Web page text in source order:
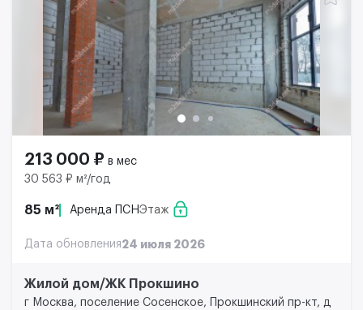
213 000 ₽ в мес
30 563 ₽ м²/год
85 м² Аренда ПСНЭтаж
Дата обновления24 июля 2026
Жилой дом/ЖК Прокшино
г Москва, поселение Сосенское, Прокшинский пр-кт, д